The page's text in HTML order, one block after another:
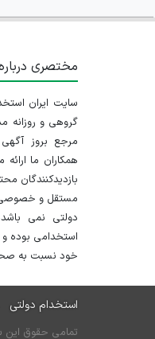
مختصری
گروهی و روزانه
مرجع بروز
همکاران ما
بازدیدکنندگان
مستقل و خصوصی
دولتی نمی
استخدامی بوده و
خود نسبت به
استخدام دولتی
تمامی حقوق این